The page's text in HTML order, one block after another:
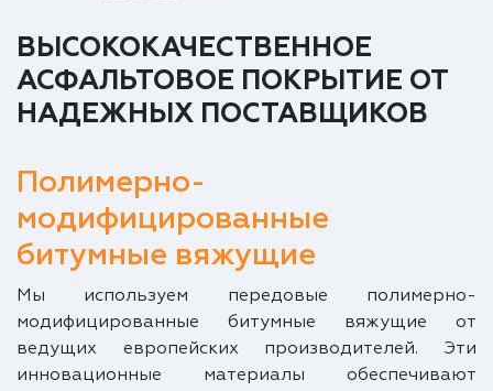
ВЫСОКОКАЧЕСТВЕННОЕ
АСФАЛЬТОВОЕ ПОКРЫТИЕ ОТ
НАДЕЖНЫХ ПОСТАВЩИКОВ
Полимерно-
модифицированные
битумные вяжущие
Мы используем передовые полимерно-
модифицированные битумные вяжущие от
ведущих европейских производителей. Эти
инновационные материалы обеспечивают